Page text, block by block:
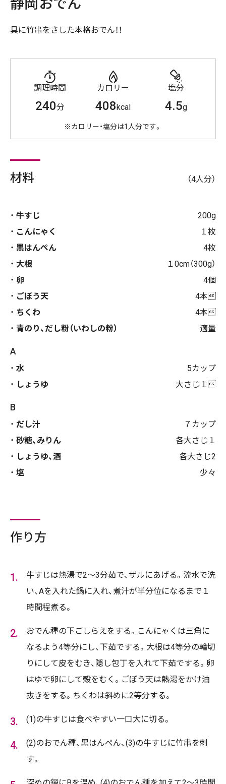
静岡おでん
具に竹串をさした本格おでん！！
調理時間
240分
カロリー
408kcal
塩分
4.5g
※カロリー・塩分は1人分です。
材料 （4人分）
牛すじ
200g
こんにゃく
１枚
黒はんぺん
4枚
大根
１0cm（300g）
卵
4個
ごぼう天
4本
ちくわ
4本
青のり、だし粉（いわしの粉）
適量
A
水
5カップ
しょうゆ
大さじ１
B
だし汁
７カップ
砂糖、みりん
各大さじ１
しょうゆ、酒
各大さじ2
塩
少々
作り方
牛すじは熱湯で2～3分茹で、ザルにあげる。流水で洗
い、Aを入れた鍋に入れ、煮汁が半分位になるまで１
時間程煮る。
おでん種の下ごしらえをする。こんにゃくは三角に
なるよう4等分にし、下茹でする。大根は4等分の輪切
りにして皮をむき、隠し包丁を入れて下茹でする。卵
はゆで卵にして殻をむく。ごぼう天は熱湯をかけ油
抜きをする。ちくわは斜めに2等分する。
(1)の牛すじは食べやすい一口大に切る。
(2)のおでん種、黒はんぺん、(3)の牛すじに竹串を刺
す。